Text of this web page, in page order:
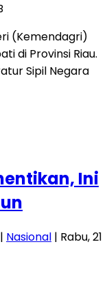
(Kemendagri)
di Provinsi Riau.
Sipil Negara
Ini
| Nasional | Rabu, 21